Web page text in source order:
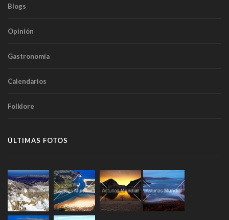
Blogs
Opinión
Gastronomía
Calendarios
Folklore
ÚLTIMAS FOTOS